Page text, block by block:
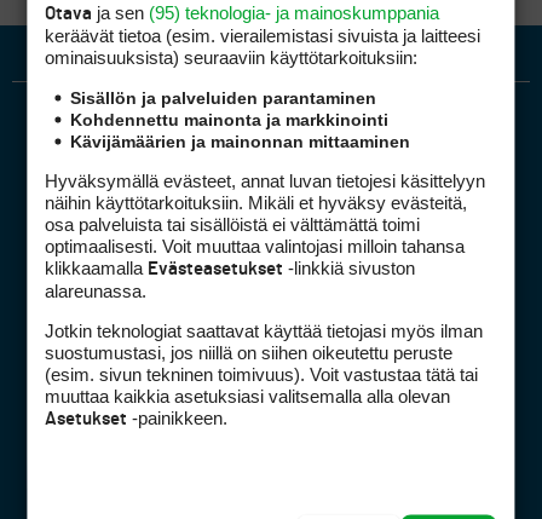
Golfpiste mediakortti
Golfpisteen yhteystiedot
DSA avoimuusraportti
Asiakaspalvelu
Otava ja sen (95) teknologia- ja mainoskumppania
keräävät tietoa (esim. vierailemis­tasi sivuista ja laitteesi
ominaisuuk­sista) seuraaviin käyttötarkoituksiin:
Sisällön ja palveluiden parantaminen
Kohdennettu mainonta ja markkinointi
Kävijämäärien ja mainonnan mittaaminen
Hyväksymällä evästeet, annat luvan tietojesi käsittelyyn
näihin käyttötarkoituksiin. Mikäli et hyväksy evästeitä,
osa palveluista tai sisällöistä ei välttämättä toimi
optimaalisesti. Voit muuttaa valintojasi milloin tahansa
klikkaamalla Evästeasetukset -linkkiä sivuston
alareunassa.
Jotkin teknologiat saattavat käyttää tietojasi myös ilman
suostumustasi, jos niillä on siihen oikeutettu peruste
(esim. sivun tekninen toimivuus). Voit vastustaa tätä tai
muuttaa kaikkia asetuksiasi valitsemalla alla olevan
Asetukset -painikkeen.